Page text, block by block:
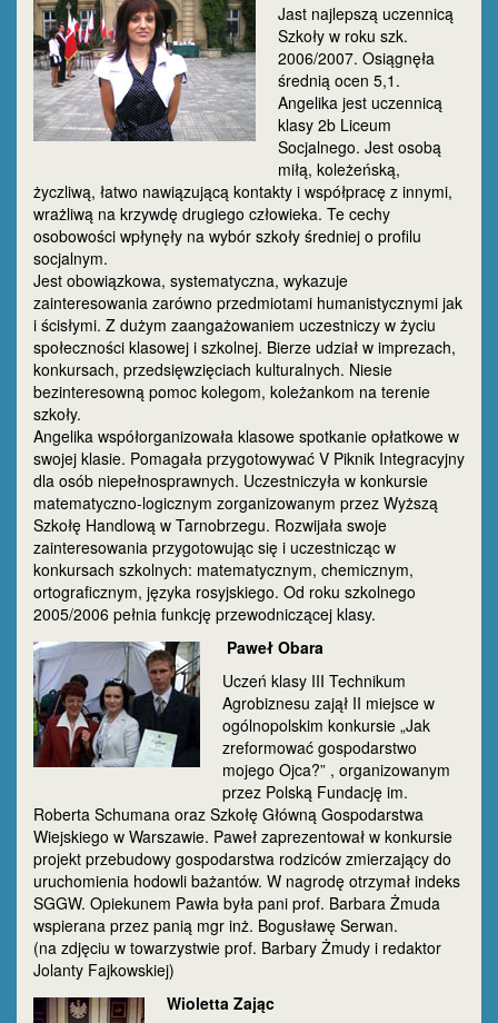
Jast najlepszą uczennicą
Szkoły w roku szk.
2006/2007. Osiągnęła
średnią ocen 5,1.
Angelika jest uczennicą
klasy 2b Liceum
Socjalnego. Jest osobą
miłą, koleżeńską,
życzliwą, łatwo nawiązującą kontakty i współpracę z innymi,
wrażliwą na krzywdę drugiego człowieka. Te cechy
osobowości wpłynęły na wybór szkoły średniej o profilu
socjalnym.
Jest obowiązkowa, systematyczna, wykazuje
zainteresowania zarówno przedmiotami humanistycznymi jak
i ścisłymi. Z dużym zaangażowaniem uczestniczy w życiu
społeczności klasowej i szkolnej. Bierze udział w imprezach,
konkursach, przedsięwzięciach kulturalnych. Niesie
bezinteresowną pomoc kolegom, koleżankom na terenie
szkoły.
Angelika współorganizowała klasowe spotkanie opłatkowe w
swojej klasie. Pomagała przygotowywać V Piknik Integracyjny
dla osób niepełnosprawnych. Uczestniczyła w konkursie
matematyczno-logicznym zorganizowanym przez Wyższą
Szkołę Handlową w Tarnobrzegu. Rozwijała swoje
zainteresowania przygotowując się i uczestnicząc w
konkursach szkolnych: matematycznym, chemicznym,
ortograficznym, języka rosyjskiego. Od roku szkolnego
2005/2006 pełnia funkcję przewodniczącej klasy.
Paweł Obara
Uczeń klasy III Technikum
Agrobiznesu zajął II miejsce w
ogólnopolskim konkursie „Jak
zreformować gospodarstwo
mojego Ojca?” , organizowanym
przez Polską Fundację im.
Roberta Schumana oraz Szkołę Główną Gospodarstwa
Wiejskiego w Warszawie. Paweł zaprezentował w konkursie
projekt przebudowy gospodarstwa rodziców zmierzający do
uruchomienia hodowli bażantów. W nagrodę otrzymał indeks
SGGW. Opiekunem Pawła była pani prof. Barbara Żmuda
wspierana przez panią mgr inż. Bogusławę Serwan.
(na zdjęciu w towarzystwie prof. Barbary Żmudy i redaktor
Jolanty Fajkowskiej)
Wioletta Zając